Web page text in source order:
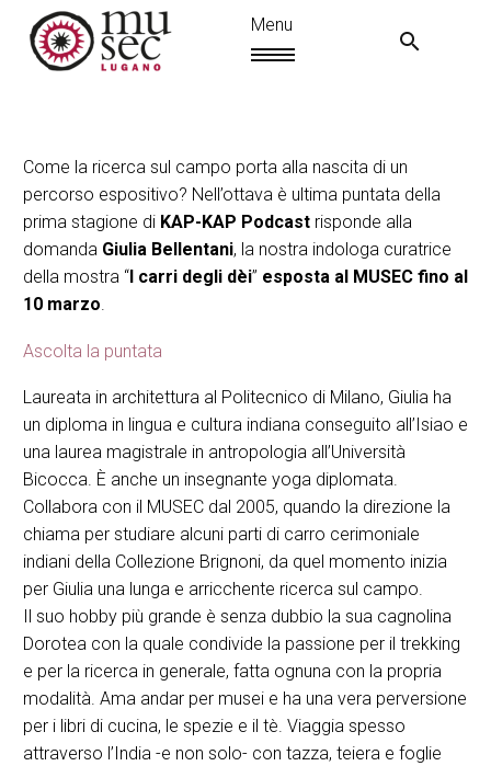
Come la ricerca sul campo porta alla nascita di un
percorso espositivo? Nell’ottava è ultima puntata della
prima stagione di KAP-KAP Podcast risponde alla
domanda Giulia Bellentani, la nostra indologa curatrice
della mostra “I carri degli dèi” esposta al MUSEC fino al
10 marzo.
Ascolta la puntata
Laureata in architettura al Politecnico di Milano, Giulia ha
un diploma in lingua e cultura indiana conseguito all’Isiao e
una laurea magistrale in antropologia all’Università
Bicocca. È anche un insegnante yoga diplomata.
Collabora con il MUSEC dal 2005, quando la direzione la
chiama per studiare alcuni parti di carro cerimoniale
indiani della Collezione Brignoni, da quel momento inizia
per Giulia una lunga e arricchente ricerca sul campo.
Il suo hobby più grande è senza dubbio la sua cagnolina
Dorotea con la quale condivide la passione per il trekking
e per la ricerca in generale, fatta ognuna con la propria
modalità. Ama andar per musei e ha una vera perversione
per i libri di cucina, le spezie e il tè. Viaggia spesso
attraverso l’India -e non solo- con tazza, teiera e foglie